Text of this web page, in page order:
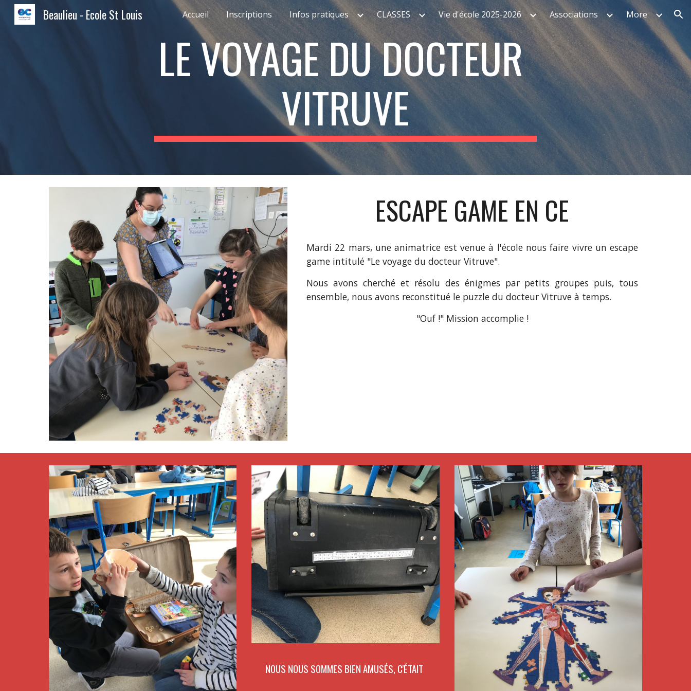
Skip to main content Skip to navigation
Beaulieu - Ecole St Louis Accueil Inscriptions Infos pratiques CLASSES Vie d'école 2025-2026 Associations More
LE VOYAGE DU DOCTEUR
VITRUVE
ESCAPE GAME EN CE
Mardi 22 mars, une animatrice est venue à l'école nous faire vivre un escape
game intitulé "Le voyage du docteur Vitruve".
Nous avons cherché et résolu des énigmes par petits groupes puis, tous
ensemble, nous avons reconstitué le puzzle du docteur Vitruve à temps.
"Ouf !" Mission accomplie !
NOUS NOUS SOMMES BIEN AMUSÉS, C'ÉTAIT